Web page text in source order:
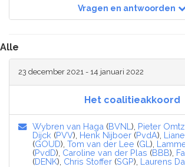
Vragen en antwoorden
Alle
23 december 2021 - 14 januari 2022
Het coalitieakkoord
Wybren van Haga (BVNL ), Pieter
Dijck (PVV), Henk Nijboer (PvdA),
(GOUD), Tom van der Lee (GL ),
(PvdD), Caroline van der Plas (BBB),
(DENK), Chris Stoffer (SGP), Laurens